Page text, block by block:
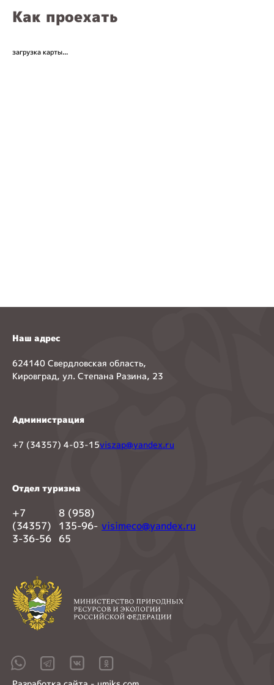
Как проехать
загрузка карты...
Наш адрес
624140 Свердловская область,
Кировград, ул. Степана Разина, 23
Администрация
+7 (34357) 4-03-15viszap@yandex.ru
Отдел туризма
+7
(34357)
3-36-56
8 (958)
135-96-
65
visimeco@yandex.ru